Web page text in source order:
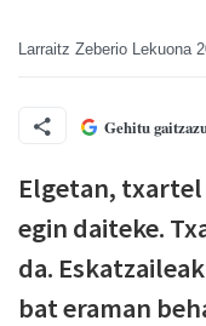
Larraitz Zeberio Lekuona
Gehitu
Elgetan,
egin daiteke.
da.
bat eraman